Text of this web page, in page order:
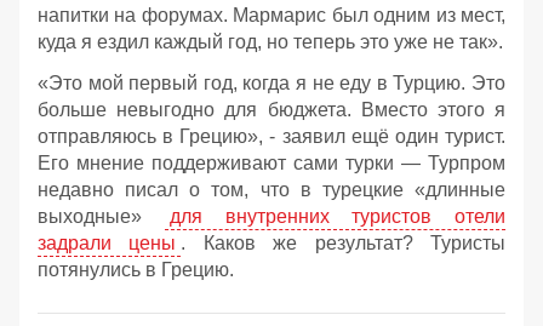
напитки на форумах. Мармарис был одним из мест,
куда я ездил каждый год, но теперь это уже не так».
«Это мой первый год, когда я не еду в Турцию. Это
больше невыгодно для бюджета. Вместо этого я
отправляюсь в Грецию», - заявил ещё один турист.
Его мнение поддерживают сами турки — Турпром
недавно писал о том, что в турецкие «длинные
выходные»
для внутренних туристов отели
задрали цены . Каков же результат? Туристы
потянулись в Грецию.